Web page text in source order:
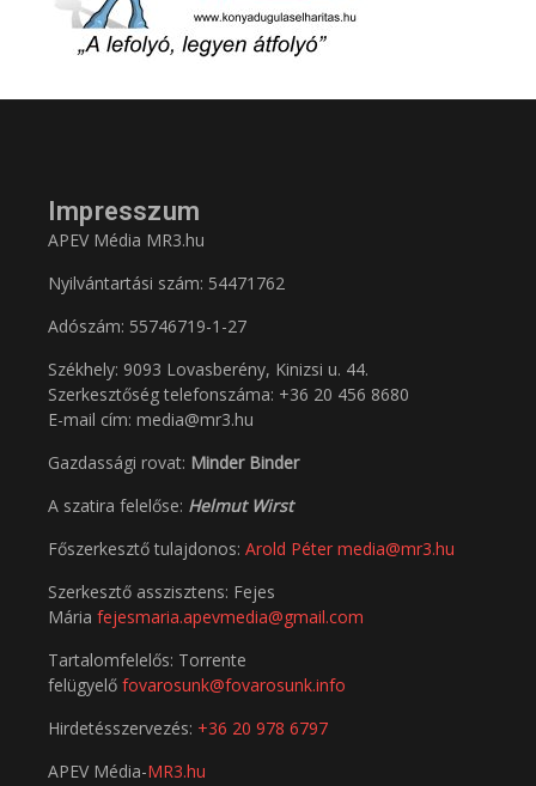
Impresszum
APEV Média MR3.hu
Nyilvántartási szám: 54471762
Adószám: 55746719-1-27
Székhely: 9093 Lovasberény, Kinizsi u. 44.
Szerkesztőség telefonszáma: +36 20 456 8680
E-mail cím: media@mr3.hu
Gazdassági rovat: Minder Binder
A szatira felelőse: Helmut Wirst
Főszerkesztő tulajdonos: Arold Péter media@mr3.hu
Szerkesztő asszisztens: Fejes
Mária fejesmaria.apevmedia@gmail.com
Tartalomfelelős: Torrente
felügyelő fovarosunk@fovarosunk.info
Hirdetésszervezés: +36 20 978 6797
APEV Média-MR3.hu